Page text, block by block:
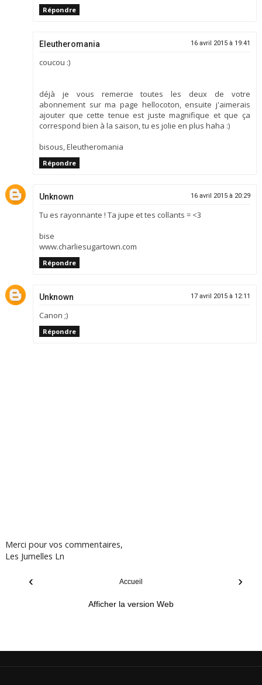
Répondre
Eleutheromania 16 avril 2015 à 19:41
coucou :)
déjà je vous remercie toutes les deux de votre
abonnement sur ma page hellocoton, ensuite j'aimerais
ajouter que cette tenue est juste magnifique et que ça
correspond bien à la saison, tu es jolie en plus haha :)
bisous, Eleutheromania
Répondre
Unknown 16 avril 2015 à 20:29
Tu es rayonnante ! Ta jupe et tes collants = <3
bise
www.charliesugartown.com
Répondre
Unknown 17 avril 2015 à 12:11
Canon ;)
Répondre
Merci pour vos commentaires,
Les Jumelles Ln
‹ ›
Accueil
Afficher la version Web